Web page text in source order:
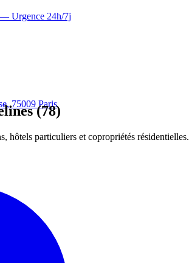
— Urgence 24h/7j
75009 Paris
(78)
hôtels particuliers et copropriétés résidentielles.